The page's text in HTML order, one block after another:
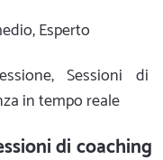
Esperto
Sessioni di
in tempo reale
di coaching